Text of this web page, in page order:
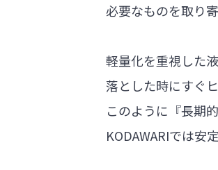
必要なものを取り
軽量化を重視した
落とした時にすぐ
このように『長期
KODAWARIでは安